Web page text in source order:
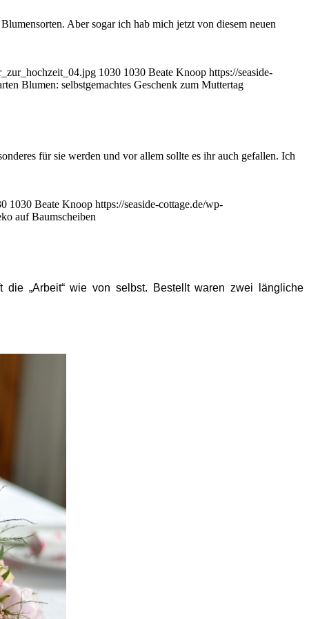
Aber sogar ich hab mich jetzt von diesem neuen
1030 1030 Beate Knoop https://seaside-
Blumen: selbstgemachtes Geschenk zum Muttertag
für sie werden und vor allem sollte es ihr auch gefallen. Ich
1030 Beate Knoop https://seaside-cottage.de/wp-
auf Baumscheiben
„Arbeit“ wie von selbst. Bestellt waren zwei längliche